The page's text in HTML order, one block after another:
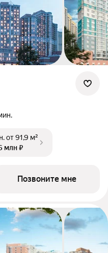
от 91,9 м²
млн ₽
Позвоните мне